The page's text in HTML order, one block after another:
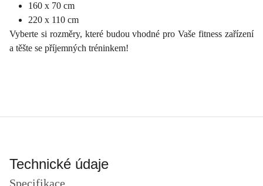
160 x 70 cm
220 x 110 cm
Vyberte si rozměry, které budou vhodné pro Vaše fitness zařízení
a těšte se příjemných tréninkem!
Technické údaje
Specifikace